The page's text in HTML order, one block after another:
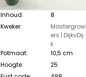
Inhoud:
8
Kweker:
Mastergrow
ers | DijkvDij
k
Potmaat:
10,5 cm
Hoogte:
25